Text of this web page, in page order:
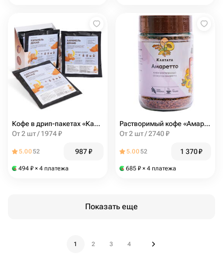
Кофе в дрип-пакетах «Карамель Декаф» 5 шт, Кантата
От 2 шт / 1974 ₽
5.0052 987₽
494 ₽ × 4 платежа
Растворимый кофе «Амаретто», Кантата
От 2 шт / 2740 ₽
5.0052 1 370₽
685 ₽ × 4 платежа
Показать еще
1 2 3 4